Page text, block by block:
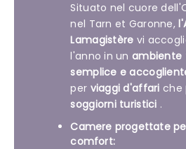
Situato nel cuore
nel Tarn et Garonne,
Lamagistère vi
l'anno in unambiente
semplice e
per viaggi d'affari che
soggiorni turistici .
Camere progettate
comfort: